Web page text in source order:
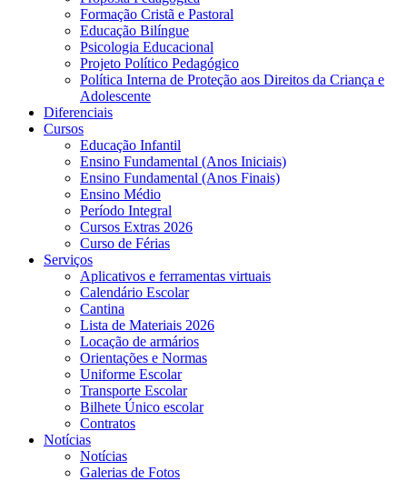
Formação Cristã e Pastoral
Educação Bilíngue
Psicologia Educacional
Projeto Político Pedagógico
Política Interna de Proteção aos Direitos da Criança e
Adolescente
Diferenciais
Cursos
Educação Infantil
Ensino Fundamental (Anos Iniciais)
Ensino Fundamental (Anos Finais)
Ensino Médio
Período Integral
Cursos Extras 2026
Curso de Férias
Serviços
Aplicativos e ferramentas virtuais
Calendário Escolar
Cantina
Lista de Materiais 2026
Locação de armários
Orientações e Normas
Uniforme Escolar
Transporte Escolar
Bilhete Único escolar
Contratos
Notícias
Notícias
Galerias de Fotos